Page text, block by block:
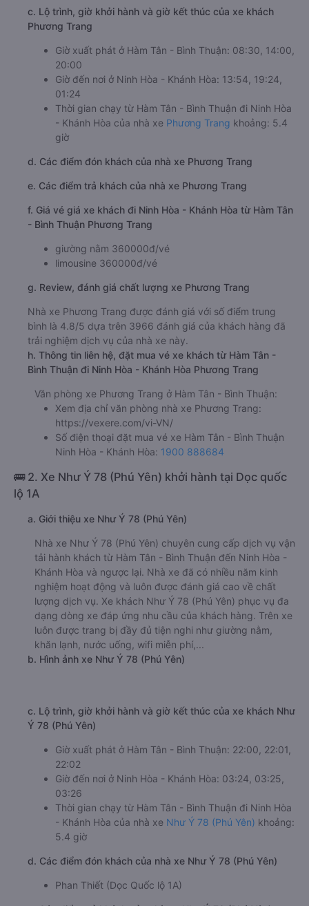
c. Lộ trình, giờ khởi hành và giờ kết thúc của xe khách
Phương Trang
Giờ xuất phát ở Hàm Tân - Bình Thuận: 08:30, 14:00,
20:00
Giờ đến nơi ở Ninh Hòa - Khánh Hòa: 13:54, 19:24,
01:24
Thời gian chạy từ Hàm Tân - Bình Thuận đi Ninh Hòa
- Khánh Hòa của nhà xe Phương Trang khoảng: 5.4
giờ
d. Các điểm đón khách của nhà xe Phương Trang
e. Các điểm trả khách của nhà xe Phương Trang
f. Giá vé giá xe khách đi Ninh Hòa - Khánh Hòa từ Hàm Tân
- Bình Thuận Phương Trang
giường nằm 360000đ/vé
limousine 360000đ/vé
g. Review, đánh giá chất lượng xe Phương Trang
Nhà xe Phương Trang được đánh giá với số điểm trung
bình là 4.8/5 dựa trên 3966 đánh giá của khách hàng đã
trải nghiệm dịch vụ của nhà xe này.
h. Thông tin liên hệ, đặt mua vé xe khách từ Hàm Tân -
Bình Thuận đi Ninh Hòa - Khánh Hòa Phương Trang
Văn phòng xe Phương Trang ở Hàm Tân - Bình Thuận:
Xem địa chỉ văn phòng nhà xe Phương Trang:
https://vexere.com/vi-VN/
Số điện thoại đặt mua vé xe Hàm Tân - Bình Thuận
Ninh Hòa - Khánh Hòa: 1900 888684
🚌 2. Xe Như Ý 78 (Phú Yên) khởi hành tại Dọc quốc
lộ 1A
a. Giới thiệu xe Như Ý 78 (Phú Yên)
Nhà xe Như Ý 78 (Phú Yên) chuyên cung cấp dịch vụ vận
tải hành khách từ Hàm Tân - Bình Thuận đến Ninh Hòa -
Khánh Hòa và ngược lại. Nhà xe đã có nhiều năm kinh
nghiệm hoạt động và luôn được đánh giá cao về chất
lượng dịch vụ. Xe khách Như Ý 78 (Phú Yên) phục vụ đa
dạng dòng xe đáp ứng nhu cầu của khách hàng. Trên xe
luôn được trang bị đầy đủ tiện nghi như giường nằm,
khăn lạnh, nước uống, wifi miễn phí,...
b. Hình ảnh xe Như Ý 78 (Phú Yên)
c. Lộ trình, giờ khởi hành và giờ kết thúc của xe khách Như